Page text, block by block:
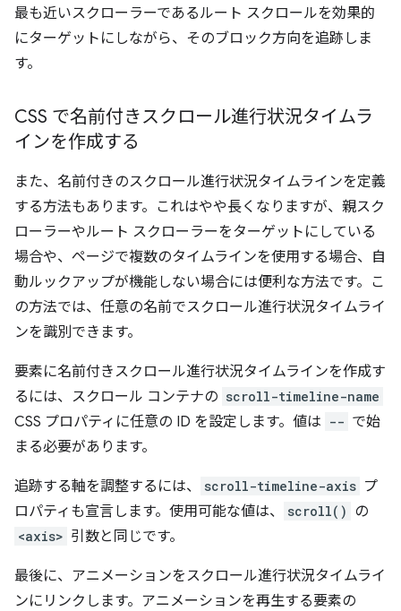
最も近いスクローラーであるルート スクロールを効果的
にターゲットにしながら、そのブロック方向を追跡しま
す。
CSS で名前付きスクロール進行状況タイムラ
インを作成する
また、名前付きのスクロール進行状況タイムラインを定義
する方法もあります。これはやや長くなりますが、親スク
ローラーやルート スクローラーをターゲットにしている
場合や、ページで複数のタイムラインを使用する場合、自
動ルックアップが機能しない場合には便利な方法です。こ
の方法では、任意の名前でスクロール進行状況タイムライ
ンを識別できます。
要素に名前付きスクロール進行状況タイムラインを作成す
るには、スクロール コンテナの scroll-timeline-name
CSS プロパティに任意の ID を設定します。値は -- で始
まる必要があります。
追跡する軸を調整するには、 scroll-timeline-axis プ
ロパティも宣言します。使用可能な値は、
scroll() の
<axis> 引数と同じです。
最後に、アニメーションをスクロール進行状況タイムライ
ンにリンクします。アニメーションを再生する要素の